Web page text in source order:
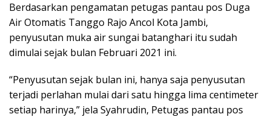
Berdasarkan pengamatan petugas pantau pos Duga
Air Otomatis Tanggo Rajo Ancol Kota Jambi,
penyusutan muka air sungai batanghari itu sudah
dimulai sejak bulan Februari 2021 ini.
“Penyusutan sejak bulan ini, hanya saja penyusutan
terjadi perlahan mulai dari satu hingga lima centimeter
setiap harinya,” jela Syahrudin, Petugas pantau pos